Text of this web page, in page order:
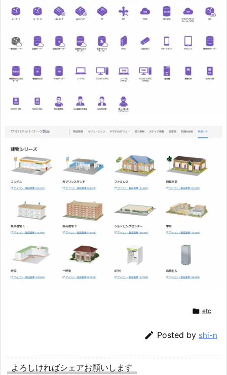
 etc
 Posted by shi-n
よろしければシェアお願いします